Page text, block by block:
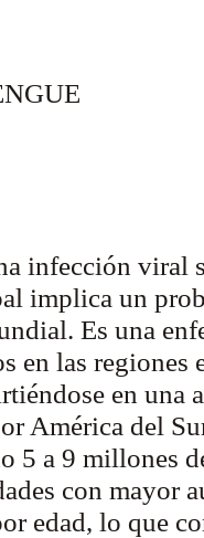
infección viral
implica un
Es una
en las
en una
América del
5 a 9 millones
con mayor
edad, lo que